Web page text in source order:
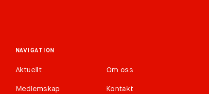
NAVIGATION
Aktuellt Om oss
Medlemskap Kontakt